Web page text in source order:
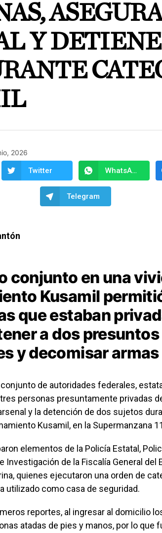
Y
2026
Twitter WhatsApp
Telegram
conjunto en una
Kusamil
que estaban
a dos presuntos
y decomisar
de autoridades federales,
personas presuntamente privadas
y la detención de dos sujetos
Kusamil, en la Supermanzana
elementos de la Policía Estatal,
Investigación de la Fiscalía General del
quienes ejecutaron una orden de
utilizado como casa de seguridad.
reportes, al ingresar al domicilio
atadas de pies y manos, por lo que